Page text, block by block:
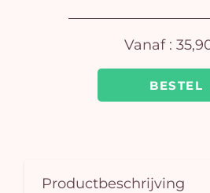
BESTEL
Vanaf :
Productbeschrijving